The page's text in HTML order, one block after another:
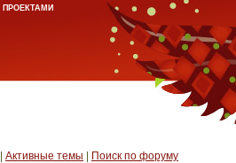
ПРОЕКТАМИ
Активные темы Поиск по форуму